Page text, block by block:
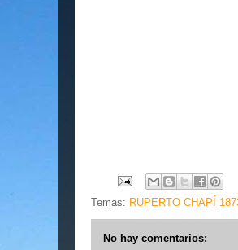
Temas: RUPERTO CHAPÍ
No hay comentarios: